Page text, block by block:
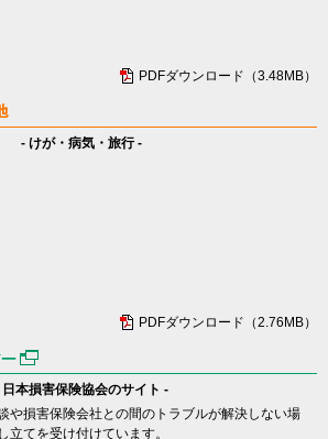
PDFダウンロード（3.48MB）
- けが・病気・旅行 -
PDFダウンロード（2.76MB）
日本損害保険協会のサイト -
や損害保険会社との間のトラブルが解決しない場
立てを受け付けています。